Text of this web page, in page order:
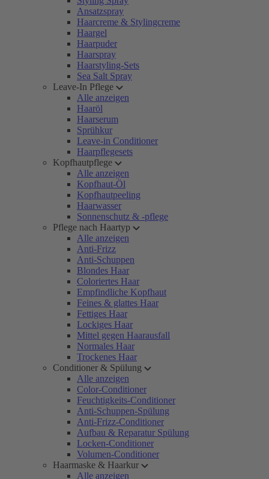
Ansatzspray
Haarcreme & Stylingcreme
Haargel
Haarpuder
Haarspray
Haarstyling-Sets
Sea Salt Spray
Leave-In Pflege
Alle anzeigen
Haaröl
Haarserum
Sprühkur
Leave-in Conditioner
Haarpflegesets
Kopfhautpflege
Alle anzeigen
Kopfhaut-Öl
Kopfhautpeeling
Haarwasser
Sonnenschutz & -pflege
Pflege nach Haartyp
Alle anzeigen
Anti-Frizz
Anti-Schuppen
Blondes Haar
Coloriertes Haar
Empfindliche Kopfhaut
Feines & glattes Haar
Fettiges Haar
Lockiges Haar
Mittel gegen Haarausfall
Normales Haar
Trockenes Haar
Conditioner & Spülung
Alle anzeigen
Color-Conditioner
Feuchtigkeits-Conditioner
Anti-Schuppen-Spülung
Anti-Frizz-Conditioner
Aufbau & Reparatur Spülung
Locken-Conditioner
Volumen-Conditioner
Haarmaske & Haarkur
Alle anzeigen